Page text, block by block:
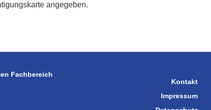
angegeben.
Fachbereich
Kontakt
Impressum